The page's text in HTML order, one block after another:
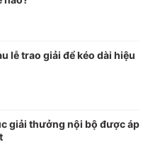
lễ trao giải để kéo dài hiệu
giải thưởng nội bộ được áp